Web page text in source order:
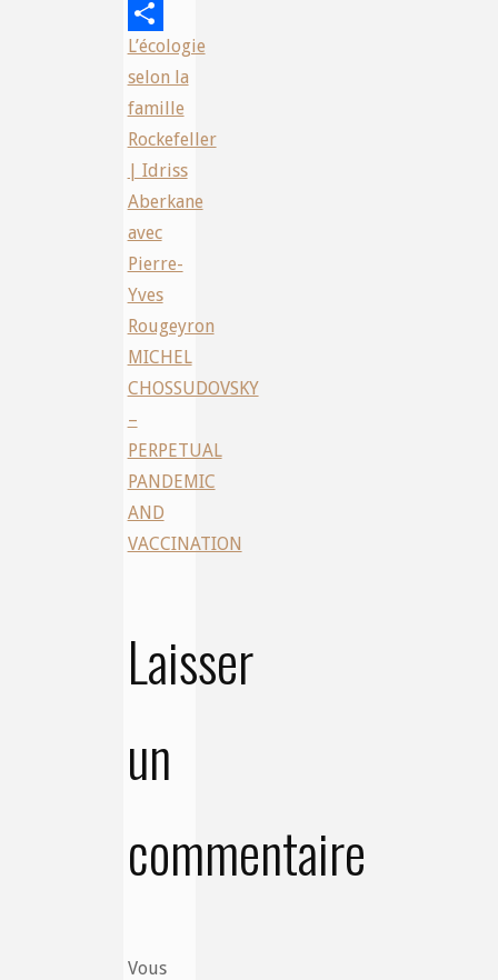
Email
Share
L’écologie
selon la
famille
Rockefeller
| Idriss
Aberkane
avec
Pierre-
Yves
Rougeyron
MICHEL
CHOSSUDOVSKY
–
PERPETUAL
PANDEMIC
AND
VACCINATION
Laisser
un
commentaire
Vous